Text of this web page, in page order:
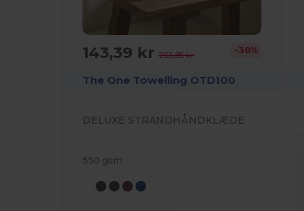
143,39 kr203,85 kr -30%
The One Towelling OTD100
DELUXE STRANDHÅNDKLÆDE
550 gsm